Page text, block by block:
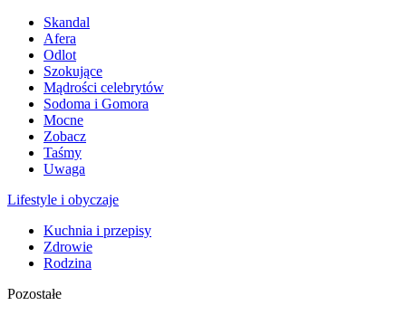
Skandal
Afera
Odlot
Szokujące
Mądrości celebrytów
Sodoma i Gomora
Mocne
Zobacz
Taśmy
Uwaga
Lifestyle i obyczaje
Kuchnia i przepisy
Zdrowie
Rodzina
Pozostałe